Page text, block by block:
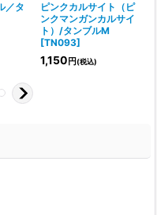
／タ
ピンクカルサイト（ピ
ンクマンガンカルサイ
ト）/タンブルM
[TN093]
1,150 円(税込)